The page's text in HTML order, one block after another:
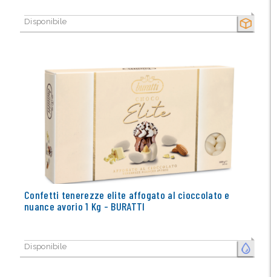
SECCO
Disponibile
FRESCO
Confetti tenerezze elite affogato al cioccolato e
nuance avorio 1 Kg - BURATTI
Disponibile